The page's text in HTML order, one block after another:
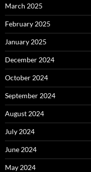
March 2025
February 2025
January 2025
December 2024
October 2024
September 2024
August 2024
July 2024
June 2024
May 2024